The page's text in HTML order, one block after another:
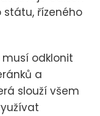
řízeného
odklonit
a
slouží všem